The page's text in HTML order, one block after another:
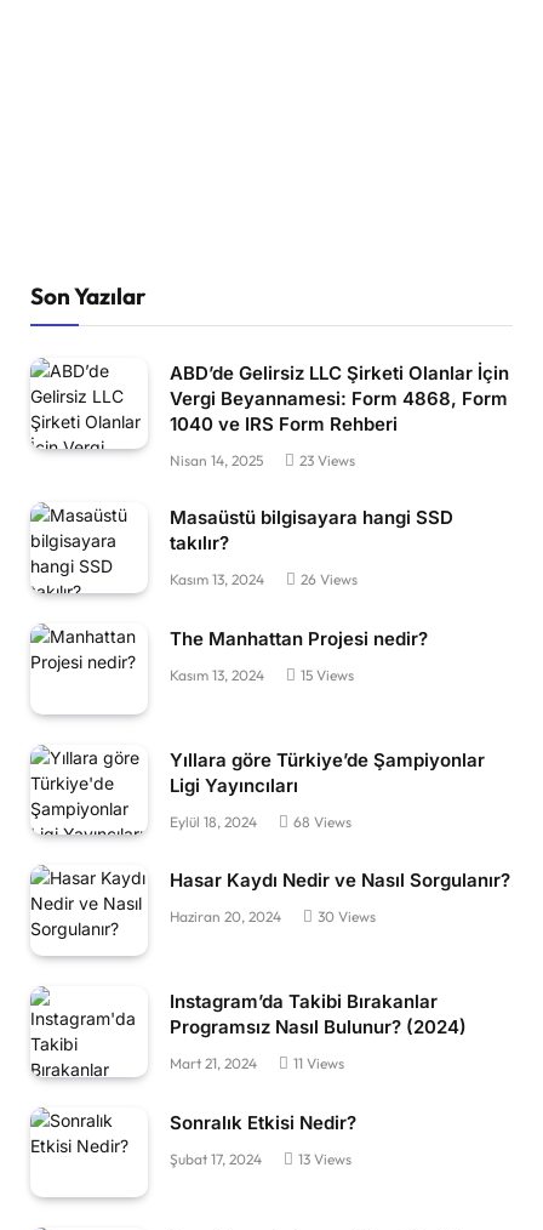
Son Yazılar
ABD’de Gelirsiz LLC Şirketi Olanlar İçin
Vergi Beyannamesi: Form 4868, Form
1040 ve IRS Form Rehberi
Nisan 14, 2025 23 Views
Masaüstü bilgisayara hangi SSD
takılır?
Kasım 13, 2024 26 Views
The Manhattan Projesi nedir?
Kasım 13, 2024 15 Views
Yıllara göre Türkiye’de Şampiyonlar
Ligi Yayıncıları
Eylül 18, 2024 68 Views
Hasar Kaydı Nedir ve Nasıl Sorgulanır?
Haziran 20, 2024 30 Views
Instagram’da Takibi Bırakanlar
Programsız Nasıl Bulunur? (2024)
Mart 21, 2024 11 Views
Sonralık Etkisi Nedir?
Şubat 17, 2024 13 Views